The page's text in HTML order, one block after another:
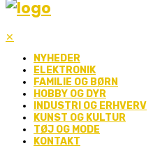
✕
NYHEDER
ELEKTRONIK
FAMILIE OG BØRN
HOBBY OG DYR
INDUSTRI OG ERHVERV
KUNST OG KULTUR
TØJ OG MODE
KONTAKT